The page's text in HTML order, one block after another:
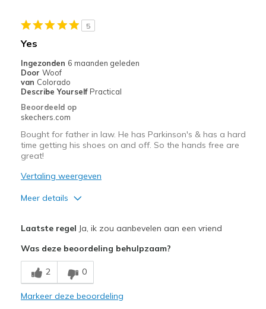
5
Yes
Ingezonden 6 maanden geleden
Door Woof
van Colorado
Describe Yourself Practical
Beoordeeld op
skechers.com
Bought for father in law. He has Parkinson's & has a hard
time getting his shoes on and off. So the hands free are
great!
Vertaling weergeven
Meer details
Comfortable
Stylish
Laatste regel Ja, ik zou aanbevelen aan een vriend
Was deze beoordeling behulpzaam?
2 0
Markeer deze beoordeling